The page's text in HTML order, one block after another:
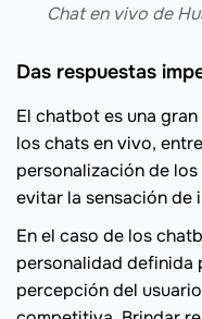
Chat en vivo de
Das respuestas
El chatbot es una
los chats en vivo,
personalización de
evitar la sensación de
En el caso de los
personalidad definida
percepción del